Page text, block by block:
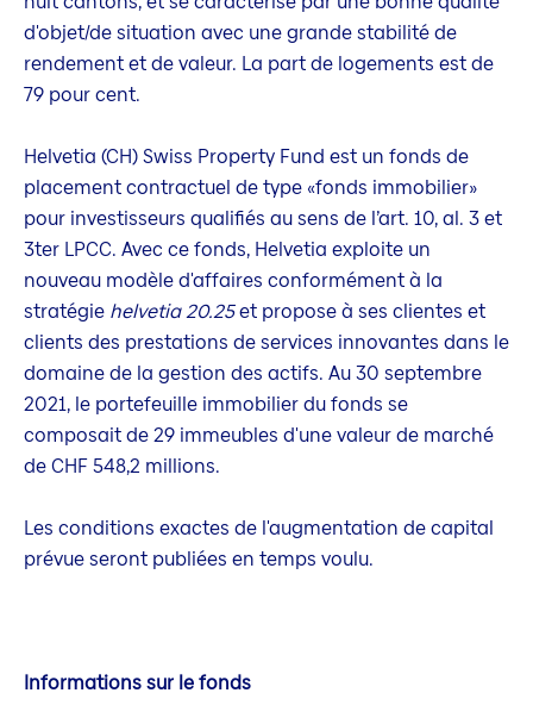
d'objet/de situation avec une grande stabilité de
rendement et de valeur. La part de logements est de
79 pour cent.
Helvetia (CH) Swiss Property Fund est un fonds de
placement contractuel de type «fonds immobilier»
pour investisseurs qualifiés au sens de l’art. 10, al. 3 et
3ter LPCC. Avec ce fonds, Helvetia exploite un
nouveau modèle d'affaires conformément à la
stratégie helvetia 20.25et propose à ses clientes et
clients des prestations de services innovantes dans le
domaine de la gestion des actifs. Au 30 septembre
2021, le portefeuille immobilier du fonds se
composait de 29 immeubles d'une valeur de marché
de CHF 548,2 millions.
Les conditions exactes de l'augmentation de capital
prévue seront publiées en temps voulu.
Informations sur le fonds